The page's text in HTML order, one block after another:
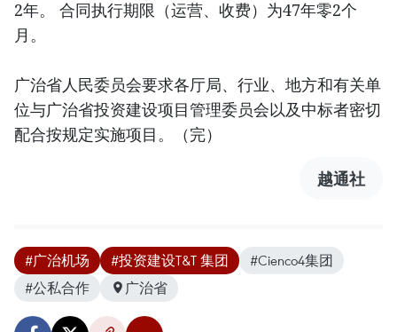
2年。 合同执行期限（运营、收费）为47年零2个
月。
广治省人民委员会要求各厅局、行业、地方和有关单
位与广治省投资建设项目管理委员会以及中标者密切
配合按规定实施项目。（完）
越通社
#广治机场 #投资建设T&T 集团
#Cienco4集团
#公私合作
广治省